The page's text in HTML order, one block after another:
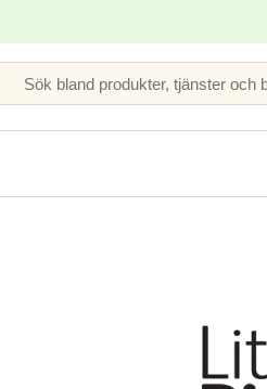
Sök bland produkter, tjänster och